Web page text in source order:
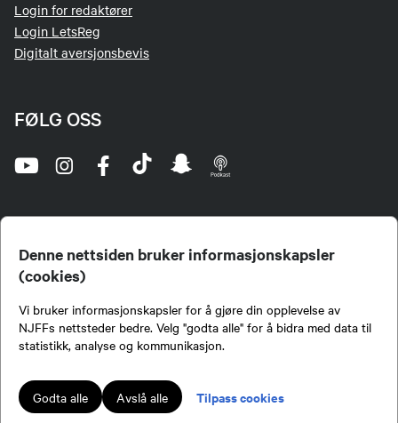
Denne nettsiden bruker informasjonskapsler
(cookies)
Vi bruker informasjonskapsler for å gjøre din opplevelse av
NJFFs nettsteder bedre. Velg "godta alle" for å bidra med data til
statistikk, analyse og kommunikasjon.
Godta alle Avslå alle Tilpass cookies
Login for redaktører
Login LetsReg
Digitalt aversjonsbevis
FØLG OSS
jegere og sportsfiskere og et av de viktigste miljøene for formidling av kunnskap om jakt og
fiske i Norge. Vi er en partipolitisk nøytral organisasjon, men har et sterkt jakt-, fiske-, og
naturpolitisk engasjement i mange saker.
Lokalforeninger tilsluttet Norges Jeger- og Fiskerforbund har ansvar for innhold de
publiserer på njff.no.